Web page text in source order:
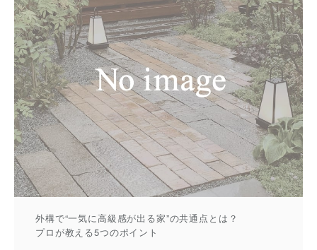
外構で“一気に高級感が出る家”の共通点とは？
プロが教える5つのポイント